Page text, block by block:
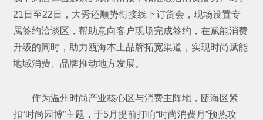
21日至22日，大秀还顺势衔接线下订货会，现场设置专
属签约洽谈区，帮助意向客户现场完成签约，在赋能消费
升级的同时，助力瓯海本土品牌拓宽渠道，实现时尚赋能
地域消费、品牌推动地方发展。
作为温州时尚产业核心区与消费主阵地，瓯海区紧
扣“时尚园博”主题，于5月提前打响“时尚消费月”预热攻